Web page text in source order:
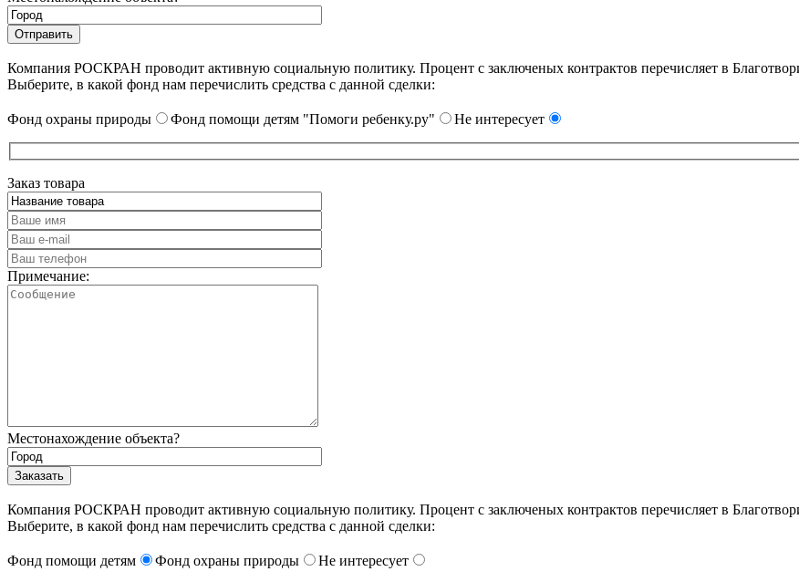
Компания РОСКРАН проводит активную социальную политику. Процент с заключеных контрактов перечисляет в
Выберите, в какой фонд нам перечислить средства с данной сделки:
Фонд охраны природы Фонд помощи детям "Помоги ребенку.ру" Не интересует
Заказ товара
Примечание:
Местонахождение объекта?
Компания РОСКРАН проводит активную социальную политику. Процент с заключеных контрактов перечисляет в
Выберите, в какой фонд нам перечислить средства с данной сделки:
Фонд помощи детям Фонд охраны природы
Не интересует